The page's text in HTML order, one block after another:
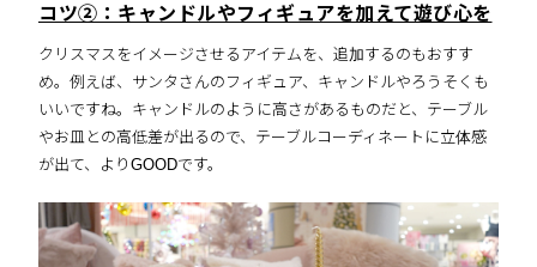
コツ②：キャンドルやフィギュアを加えて遊び心を
クリスマスをイメージさせるアイテムを、追加するのもおすす
め。例えば、サンタさんのフィギュア、キャンドルやろうそくも
いいですね。キャンドルのように高さがあるものだと、テーブル
やお皿との高低差が出るので、テーブルコーディネートに立体感
が出て、よりGOODです。